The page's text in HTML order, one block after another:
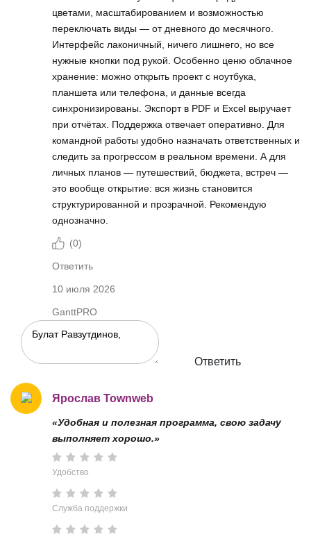
цветами, масштабированием и возможностью
переключать виды — от дневного до месячного.
Интерфейс лаконичный, ничего лишнего, но все
нужные кнопки под рукой. Особенно ценю облачное
хранение: можно открыть проект с ноутбука,
планшета или телефона, и данные всегда
синхронизированы. Экспорт в PDF и Excel выручает
при отчётах. Поддержка отвечает оперативно. Для
командной работы удобно назначать ответственных и
следить за прогрессом в реальном времени. А для
личных планов — путешествий, бюджета, встреч —
это вообще открытие: вся жизнь становится
структурированной и прозрачной. Рекомендую
однозначно.
(0)
Ответить
10 июля 2026
GanttPRO
Ответить
Ярослав Townweb
«Удобная и полезная программа, свою задачу
выполняет хорошо.»
Удобство
Служба поддержки